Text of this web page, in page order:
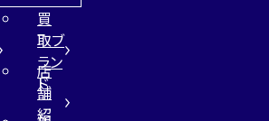
買
取ブ
ラン
ド
店
舗
紹